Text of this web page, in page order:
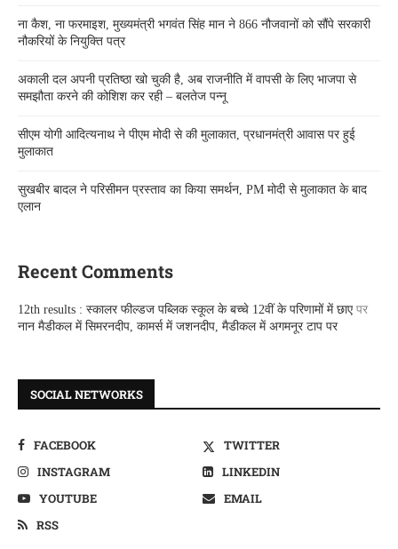
ना कैश, ना फरमाइश, मुख्यमंत्री भगवंत सिंह मान ने 866 नौजवानों को सौंपे सरकारी
नौकरियों के नियुक्ति पत्र
अकाली दल अपनी प्रतिष्ठा खो चुकी है, अब राजनीति में वापसी के लिए भाजपा से
समझौता करने की कोशिश कर रही – बलतेज पन्नू
सीएम योगी आदित्यनाथ ने पीएम मोदी से की मुलाकात, प्रधानमंत्री आवास पर हुई
मुलाकात
सुखबीर बादल ने परिसीमन प्रस्ताव का किया समर्थन, PM मोदी से मुलाकात के बाद
एलान
Recent Comments
12th results : स्कालर फील्डज पब्लिक स्कूल के बच्चे 12वीं के परिणामों में छाएपर
नान मैडीकल में सिमरनदीप, कामर्स में जशनदीप, मैडीकल में अगमनूर टाप पर
SOCIAL NETWORKS
FACEBOOK
TWITTER
INSTAGRAM
LINKEDIN
YOUTUBE
EMAIL
RSS